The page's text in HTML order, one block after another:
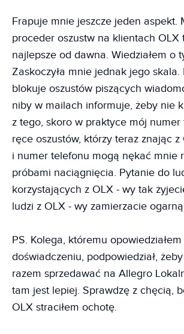
Frapuje mnie jeszcze jeden aspekt.
proceder oszustw na klientach OLX
najlepsze od dawna. Wiedziałem o
Zaskoczyła mnie jednak jego skala.
blokuje oszustów piszących
niby w mailach informuje, żeby nie
z tego, skoro w praktyce mój numer
ręce oszustów, którzy teraz znając
i numer telefonu mogą nękać mnie
próbami naciągnięcia. Pytanie do
korzystających z OLX - wy tak
ludzi z OLX - wy zamierzacie
PS. Kolega, któremu
doświadczeniu, podpowiedział,
razem sprzedawać na Allegro
tam jest lepiej. Sprawdzę z chęcią,
OLX straciłem ochotę.